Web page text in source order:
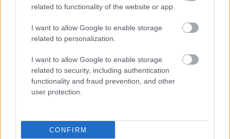
related to functionality of the website or app.
I want to allow Google to enable storage
related to personalization.
I want to allow Google to enable storage
related to security, including authentication
functionality and fraud prevention, and other
user protection.
CONFIRM